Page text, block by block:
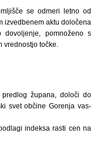
se odmeri letno od
izvedbenem aktu določena
pomnoženo s
vrednostjo točke.
župana, določi do
svet občine Gorenja vas-
indeksa rasti cen na